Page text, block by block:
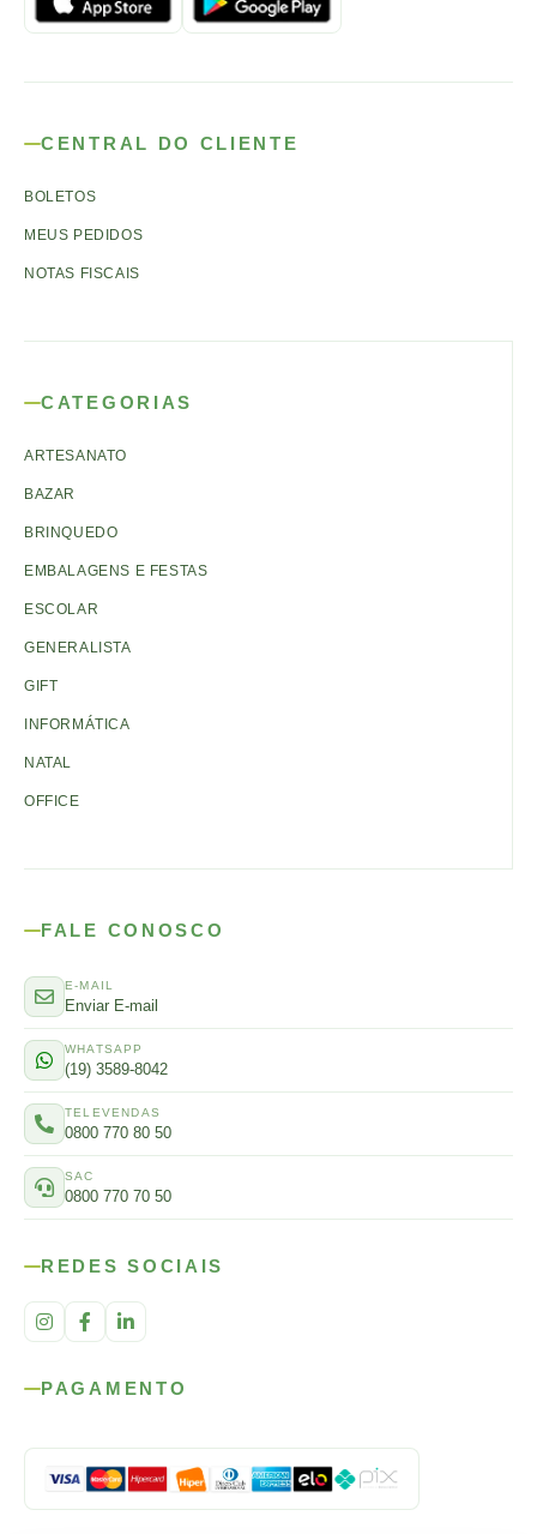
CENTRAL DO CLIENTE
BOLETOS
MEUS PEDIDOS
NOTAS FISCAIS
CATEGORIAS
ARTESANATO
BAZAR
BRINQUEDO
EMBALAGENS E FESTAS
ESCOLAR
GENERALISTA
GIFT
INFORMÁTICA
NATAL
OFFICE
FALE CONOSCO
E-MAIL
Enviar E-mail
WHATSAPP
(19) 3589-8042
TELEVENDAS
0800 770 80 50
SAC
0800 770 70 50
REDES SOCIAIS
PAGAMENTO